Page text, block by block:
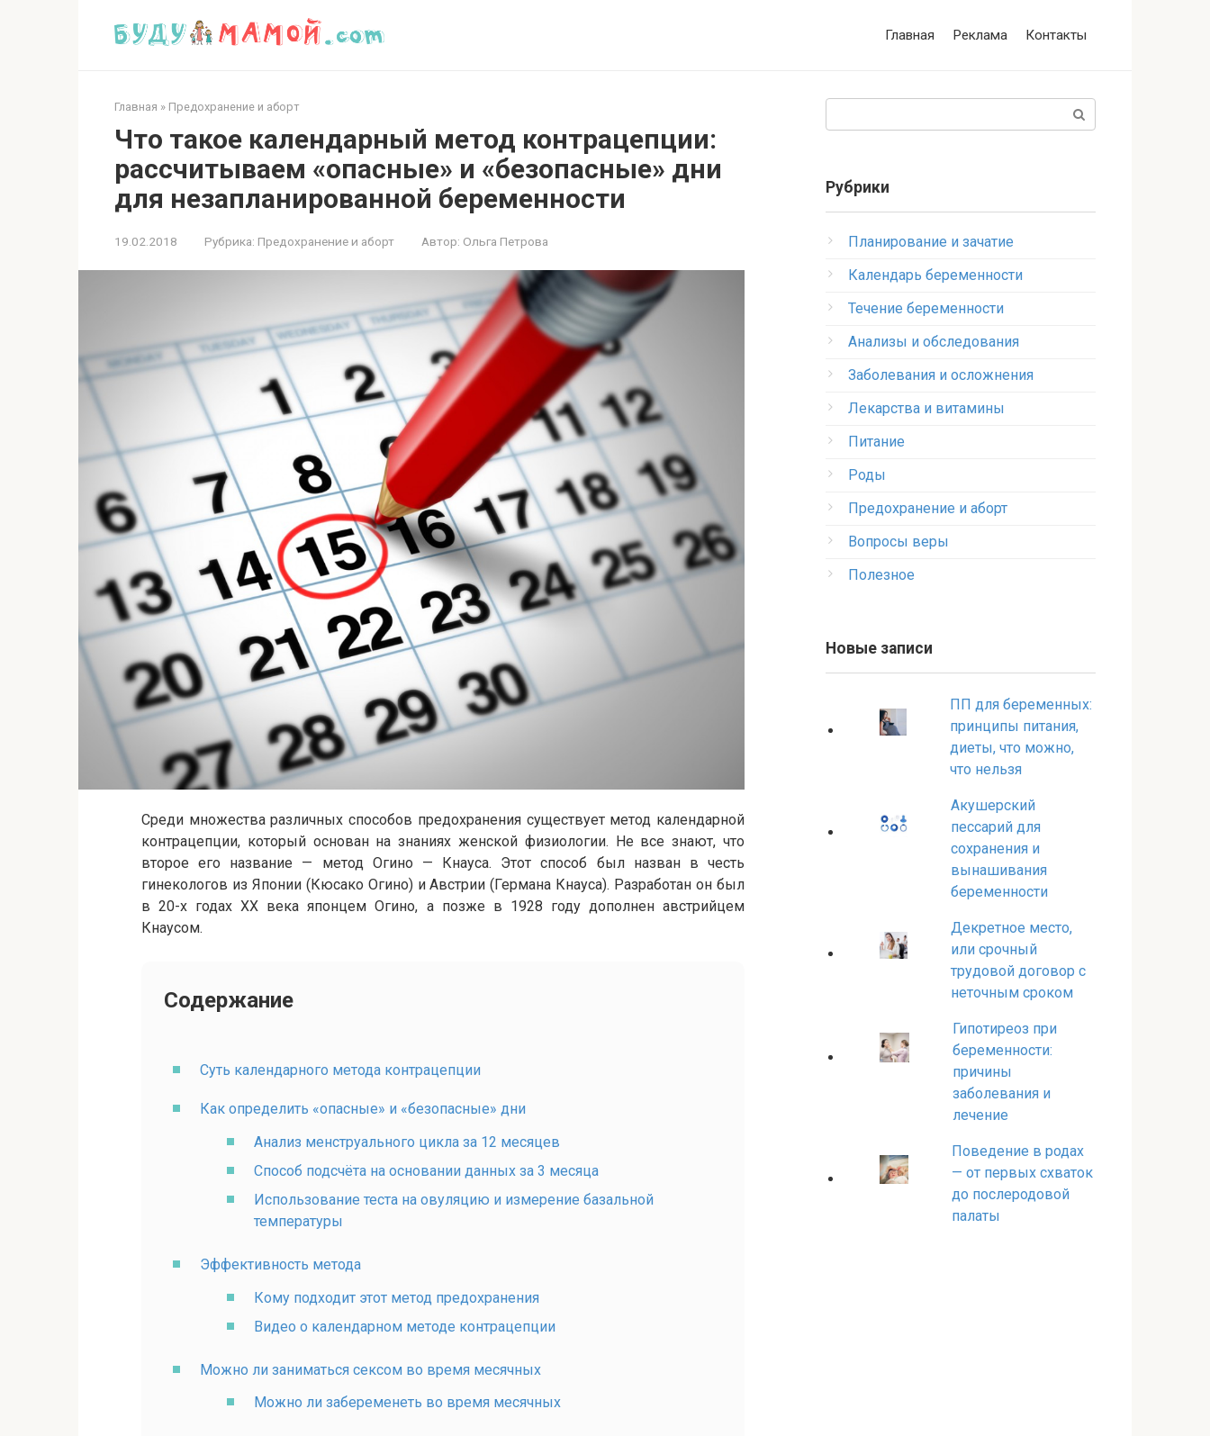
Главная Реклама Контакты
Главная » Предохранение и аборт
Что такое календарный метод контрацепции:
рассчитываем «опасные» и «безопасные» дни
для незапланированной беременности
19.02.2018 Рубрика: Предохранение и аборт Автор: Ольга Петрова
Среди множества различных способов предохранения существует метод календарной
контрацепции, который основан на знаниях женской физиологии. Не все знают, что
второе его название — метод Огино — Кнауса. Этот способ был назван в честь
гинекологов из Японии (Кюсако Огино) и Австрии (Германа Кнауса). Разработан он был
в 20-х годах XX века японцем Огино, а позже в 1928 году дополнен австрийцем
Кнаусом.
Содержание
Суть календарного метода контрацепции
Как определить «опасные» и «безопасные» дни
Анализ менструального цикла за 12 месяцев
Способ подсчёта на основании данных за 3 месяца
Использование теста на овуляцию и измерение базальной
температуры
Эффективность метода
Кому подходит этот метод предохранения
Видео о календарном методе контрацепции
Можно ли заниматься сексом во время месячных
Можно ли забеременеть во время месячных
Рубрики
Планирование и зачатие
Календарь беременности
Течение беременности
Анализы и обследования
Заболевания и осложнения
Лекарства и витамины
Питание
Роды
Предохранение и аборт
Вопросы веры
Полезное
Новые записи
ПП для беременных:
принципы питания,
диеты, что можно,
что нельзя
Акушерский
пессарий для
сохранения и
вынашивания
беременности
Декретное место,
или срочный
трудовой договор с
неточным сроком
Гипотиреоз при
беременности:
причины
заболевания и
лечение
Поведение в родах
— от первых схваток
до послеродовой
палаты